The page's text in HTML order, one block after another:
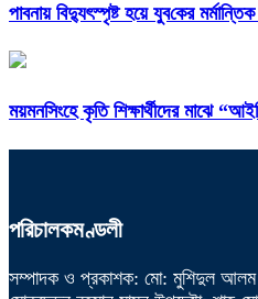
পাবনায় বিদ্যুৎস্পৃষ্ট হয়ে যুব‌কের
ময়মনসিংহে কৃতি শিক্ষার্থীদের মাঝে
পরিচালকমণ্ডলী
সম্পাদক ও প্রকাশক: মো: মুশিদুল আলম